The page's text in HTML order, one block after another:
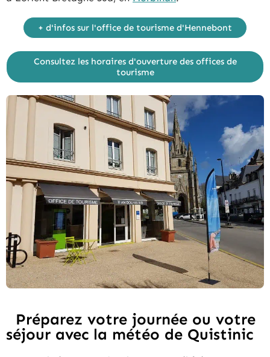
+ d'infos sur l'office de tourisme d'Hennebont
Consultez les horaires d'ouverture des offices de
tourisme
Préparez votre journée ou votre
séjour avec la météo de Quistinic